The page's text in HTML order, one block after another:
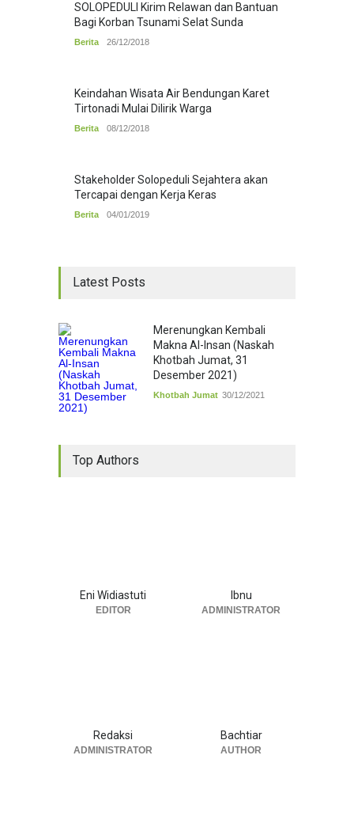
SOLOPEDULI Kirim Relawan dan Bantuan
Bagi Korban Tsunami Selat Sunda
Berita 26/12/2018
Keindahan Wisata Air Bendungan Karet
Tirtonadi Mulai Dilirik Warga
Berita 08/12/2018
Stakeholder Solopeduli Sejahtera akan
Tercapai dengan Kerja Keras
Berita 04/01/2019
Latest Posts
Merenungkan Kembali
Makna Al-Insan (Naskah
Khotbah Jumat, 31
Desember 2021)
Khotbah Jumat 30/12/2021
Top Authors
Eni Widiastuti
EDITOR
Ibnu
ADMINISTRATOR
Redaksi
ADMINISTRATOR
Bachtiar
AUTHOR